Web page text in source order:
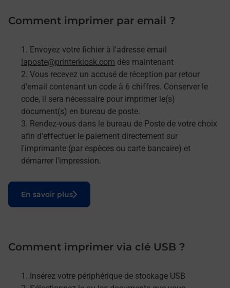
Comment imprimer par email ?
Envoyez votre fichier à l'adresse email
laposte@printerkiosk.com dès maintenant
Vous recevez un accusé de réception par retour
d'email contenant un code à 6 chiffres. Conserver le
code, il sera nécessaire pour imprimer le(s)
document(s) en bureau de poste.
Rendez-vous dans le bureau de Poste de votre choix
afin d'effectuer le paiement directement sur
l'imprimante (par espèces ou carte bancaire) et
démarrer l'impression.
En savoir plus
Le lien s'ouvre dans un nouvel onglet
Comment imprimer via clé USB ?
Insérez votre périphérique de stockage USB